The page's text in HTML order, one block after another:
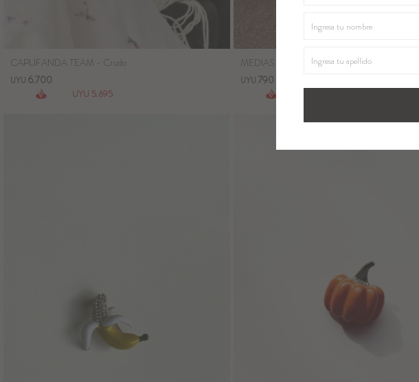
CAPUFANDA TEAM - Crudo
UYU 6.700
UYU 5.695
MEDIAS SAVIA TEAM - Rosa
UYU 790